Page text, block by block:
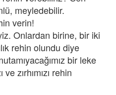
meyledebilir.
verin!
Onlardan birine, bir iki
rehin olundu diye
bir leke
zırhımızı rehin